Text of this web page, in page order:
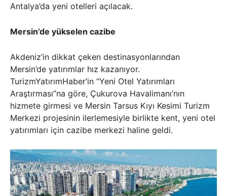
Antalya’da yeni otelleri açılacak.
Mersin’de yükselen cazibe
Akdeniz’in dikkat çeken destinasyonlarından
Mersin’de yatırımlar hız kazanıyor.
TurizmYatırımHaber’in “Yeni Otel Yatırımları
Araştırması”na göre, Çukurova Havalimanı’nın
hizmete girmesi ve Mersin Tarsus Kıyı Kesimi Turizm
Merkezi projesinin ilerlemesiyle birlikte kent, yeni otel
yatırımları için cazibe merkezi haline geldi.